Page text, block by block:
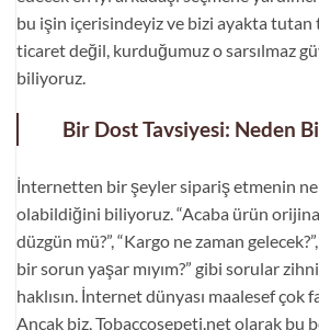
bu işin içerisindeyiz ve bizi ayakta tutan
ticaret değil, kurduğumuz o sarsılmaz
biliyoruz.
Bir Dost Tavsiyesi: Neden
İnternetten bir şeyler sipariş etmenin
olabildiğini biliyoruz. “Acaba ürün
düzgün mü?”, “Kargo ne zaman
bir sorun yaşar mıyım?” gibi sorular
haklısın. İnternet dünyası maalesef çok
Ancak biz, Tobaccosepeti.net olarak bu